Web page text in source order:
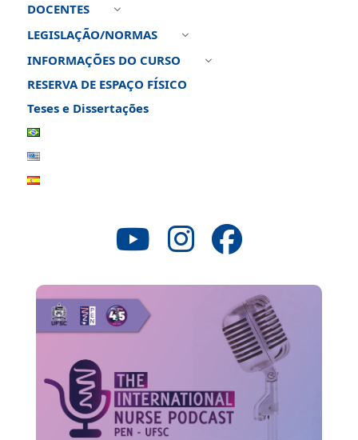
DOCENTES 3
LEGISLAÇÃO/NORMAS 3
INFORMAÇÕES DO CURSO 3
RESERVA DE ESPAÇO FÍSICO
Teses e Dissertações